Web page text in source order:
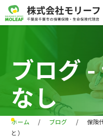
ブログ
なし
ホーム / ブログ /
保険
と）